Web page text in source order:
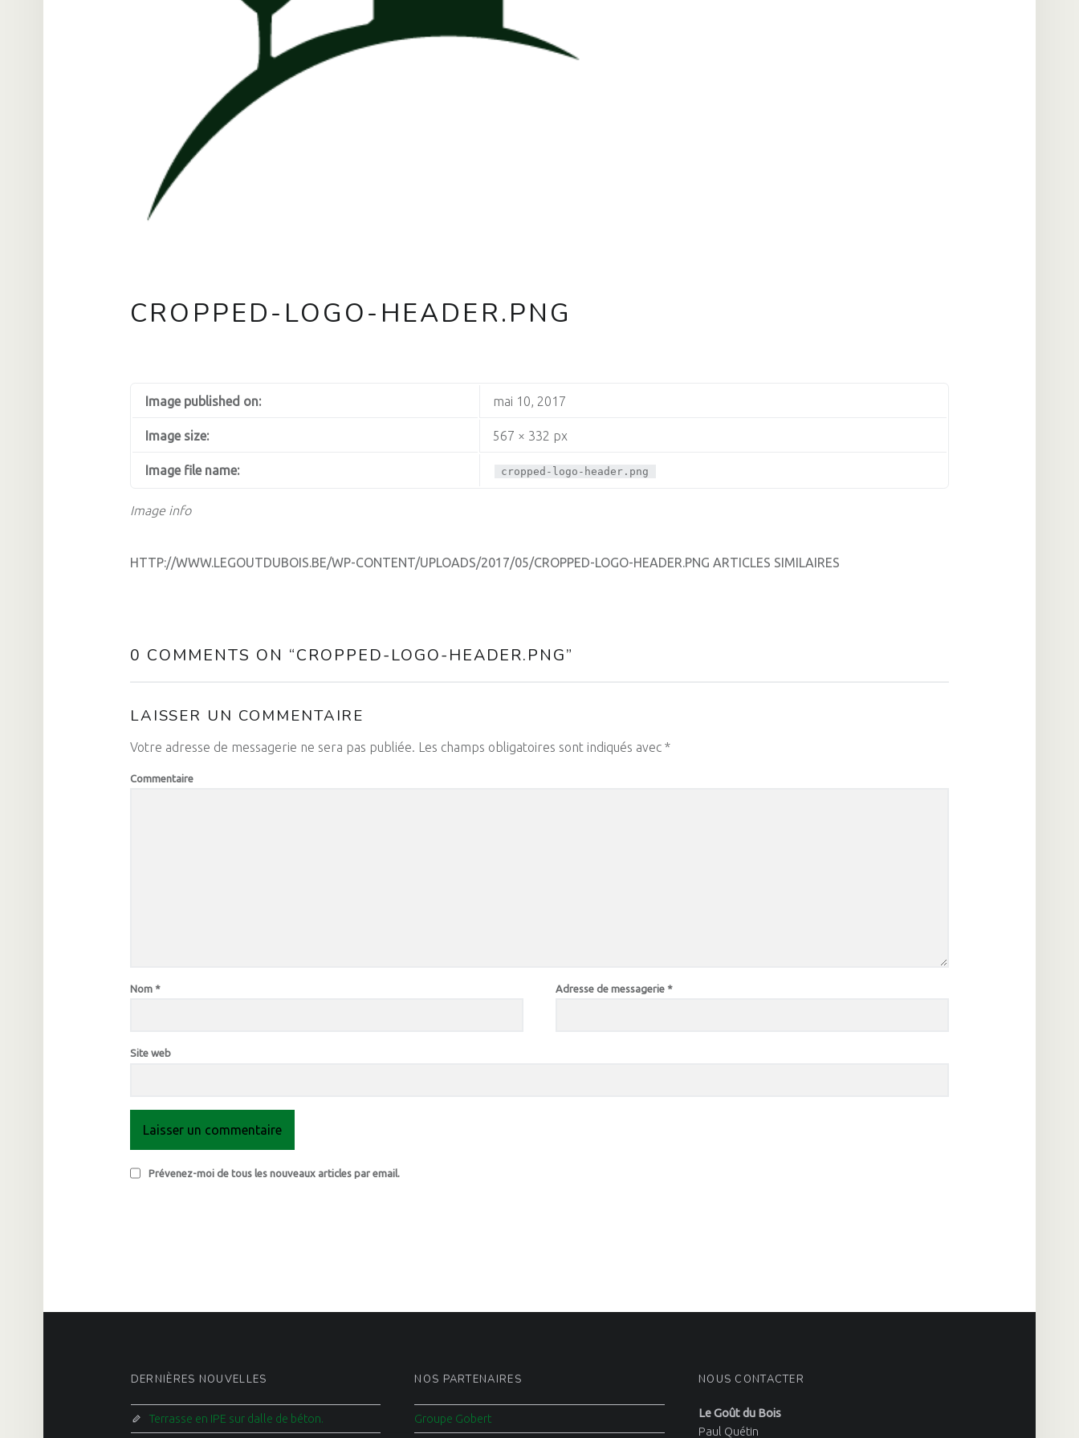
CROPPED-LOGO-HEADER.PNG
Image info
Image published on: mai 10, 2017
Image size: 567 × 332 px
Image file name: cropped-logo-header.png
HTTP://WWW.LEGOUTDUBOIS.BE/WP-CONTENT/UPLOADS/2017/05/CROPPED-LOGO-HEADER.PNG ARTICLES SIMILAIRES
0 COMMENTS ON “CROPPED-LOGO-HEADER.PNG”
LAISSER UN COMMENTAIRE
Votre adresse de messagerie ne sera pas publiée. Les champs obligatoires sont indiqués avec *
Commentaire
Nom * Adresse de messagerie *
Site web
Prévenez-moi de tous les nouveaux articles par email.
DERNIÈRES NOUVELLES
Terrasse en IPE sur dalle de béton.
NOS PARTENAIRES
Groupe Gobert
NOUS CONTACTER
Le Goût du Bois
Paul Quétin